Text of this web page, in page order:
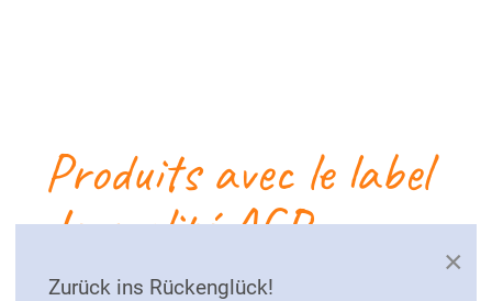
Produits avec le label
de qualité AGR ×
Zurück ins Rückenglück!